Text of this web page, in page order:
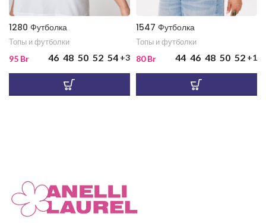
1280 Футболка
Топы и футболки
95 Br 46 48 50 52 54 +3
1547 Футболка
Топы и футболки
80Br 44 46 48 50 52 +1